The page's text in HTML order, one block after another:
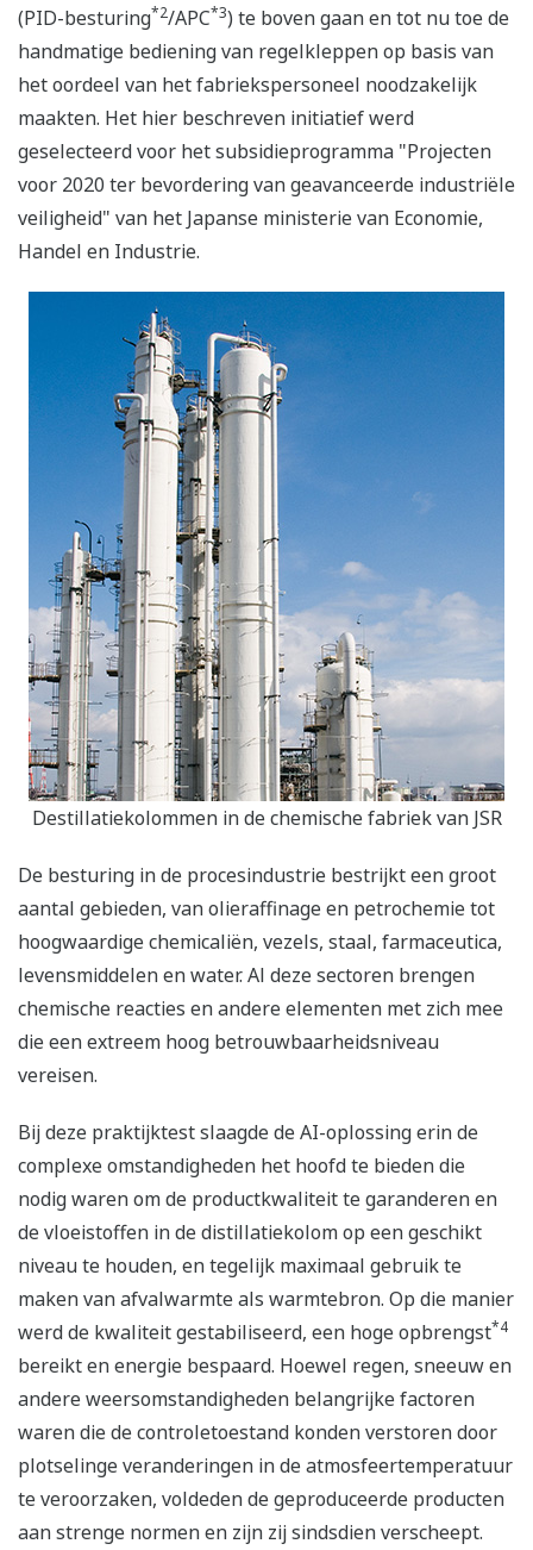
(PID-besturing*2/APC*3) te boven gaan en tot nu toe de
handmatige bediening van regelkleppen op basis van
het oordeel van het fabriekspersoneel noodzakelijk
maakten. Het hier beschreven initiatief werd
geselecteerd voor het subsidieprogramma "Projecten
voor 2020 ter bevordering van geavanceerde industriële
veiligheid" van het Japanse ministerie van Economie,
Handel en Industrie.
Destillatiekolommen in de chemische fabriek van JSR
De besturing in de procesindustrie bestrijkt een groot
aantal gebieden, van olieraffinage en petrochemie tot
hoogwaardige chemicaliën, vezels, staal, farmaceutica,
levensmiddelen en water. Al deze sectoren brengen
chemische reacties en andere elementen met zich mee
die een extreem hoog betrouwbaarheidsniveau
vereisen.
Bij deze praktijktest slaagde de AI-oplossing erin de
complexe omstandigheden het hoofd te bieden die
nodig waren om de productkwaliteit te garanderen en
de vloeistoffen in de distillatiekolom op een geschikt
niveau te houden, en tegelijk maximaal gebruik te
maken van afvalwarmte als warmtebron. Op die manier
werd de kwaliteit gestabiliseerd, een hoge opbrengst*4
bereikt en energie bespaard. Hoewel regen, sneeuw en
andere weersomstandigheden belangrijke factoren
waren die de controletoestand konden verstoren door
plotselinge veranderingen in de atmosfeertemperatuur
te veroorzaken, voldeden de geproduceerde producten
aan strenge normen en zijn zij sindsdien verscheept.